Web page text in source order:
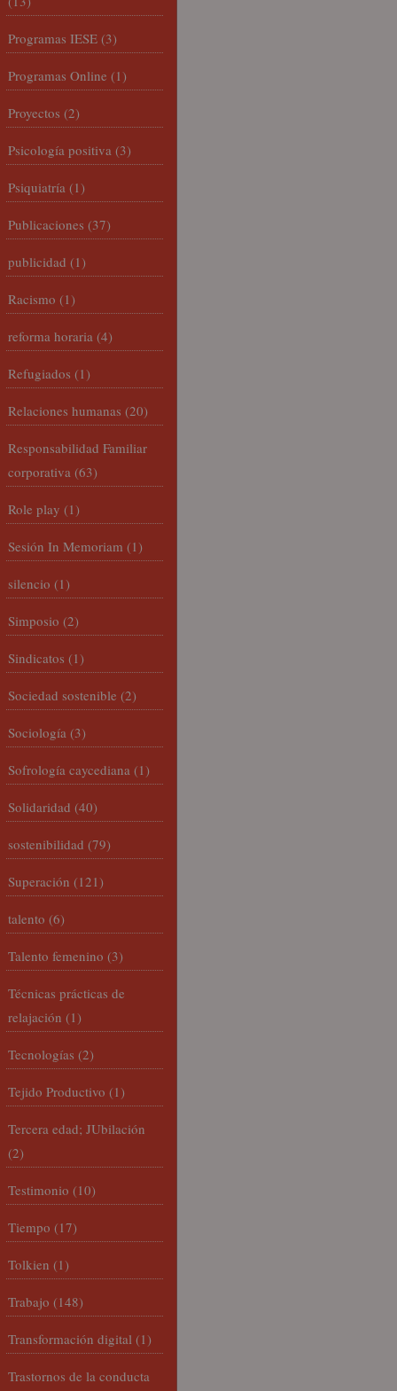
Programas IESE (3)
Programas Online (1)
Proyectos (2)
Psicología positiva (3)
Psiquiatría (1)
Publicaciones (37)
publicidad (1)
Racismo (1)
reforma horaria (4)
Refugiados (1)
Relaciones humanas (20)
Responsabilidad Familiar
corporativa (63)
Role play (1)
Sesión In Memoriam (1)
silencio (1)
Simposio (2)
Sindicatos (1)
Sociedad sostenible (2)
Sociología (3)
Sofrología caycediana (1)
Solidaridad (40)
sostenibilidad (79)
Superación (121)
talento (6)
Talento femenino (3)
Técnicas prácticas de
relajación (1)
Tecnologías (2)
Tejido Productivo (1)
Tercera edad; JUbilación
(2)
Testimonio (10)
Tiempo (17)
Tolkien (1)
Trabajo (148)
Transformación digital (1)
Trastornos de la conducta